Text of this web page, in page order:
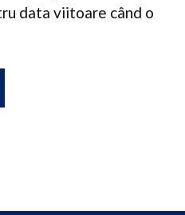
data viitoare când o